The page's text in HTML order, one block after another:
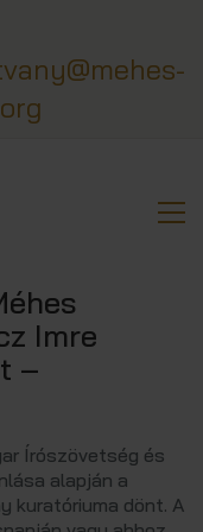
Imre
–
Írószövetség és
alapján a
kuratóriuma dönt. A